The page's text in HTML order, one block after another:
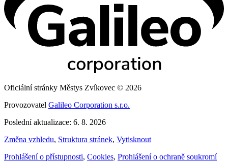
Oficiální stránky Městys Zvíkovec © 2026
Provozovatel Galileo Corporation s.r.o.
Poslední aktualizace: 6. 8. 2026
Změna vzhledu, Struktura stránek, Vytisknout
Prohlášení o přístupnosti, Cookies, Prohlášení o ochraně soukromí